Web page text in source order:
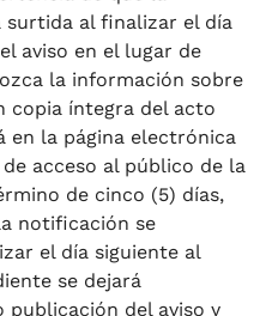
al finalizar el día
aviso en el lugar de
la información sobre
copia íntegra del acto
en la página electrónica
acceso al público de la
de cinco (5) días,
notificación se
el día siguiente al
se dejará
publicación del aviso y